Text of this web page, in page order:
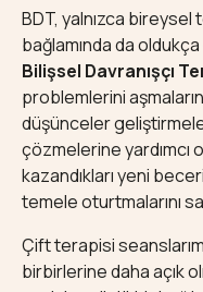
BDT, yalnızca
bağlamında da oldukça
Bilişsel Davranışçı
problemlerini
düşünceler
çözmelerine
kazandıkları yeni
temele oturtmalarını
Çift terapisi
birbirlerine daha açık